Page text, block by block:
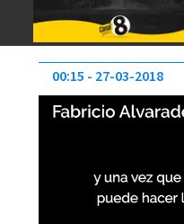
00:15 27-03-2018